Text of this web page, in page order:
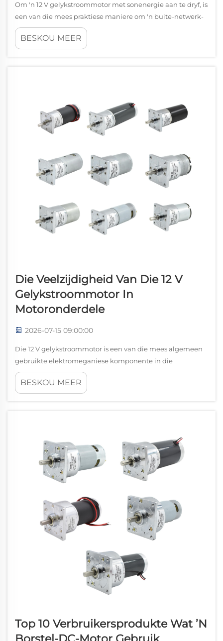
Om 'n 12 V gelykstroommotor met sonenergie aan te dryf, is
een van die mees praktiese maniere om 'n buite-netwerk-
of energie-doeltreffende stelsel te bou. Of u nou 'n klein
waterpomp, 'n ventilasieventilator, 'n
BESKOU MEER
Die Veelzijdigheid Van Die 12 V
Gelykstroommotor In
Motoronderdele
2026-07-15 09:00:00
Die 12 V gelykstroommotor is een van die mees algemeen
gebruikte elektromeganiese komponente in die
motorbedryf. Sy kompakte ontwerp, betroubare
wringmomentaflewering en versoenbaarheid met
BESKOU MEER
Top 10 Verbruikersprodukte Wat ’n